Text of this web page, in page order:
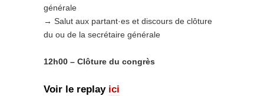
générale
→ Salut aux partant·es et discours de clôture
du ou de la secrétaire générale
12h00 – Clôture du congrès
Voir le replay ici